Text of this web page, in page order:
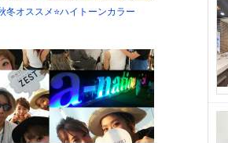
冬オススメ⭐ハイトーンカラー